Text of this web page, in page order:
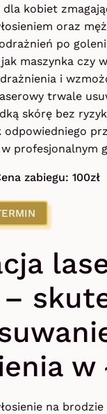
kobiet
oraz
po
maszynka czy
i
trwale
skórę bez
odpowiedniego
profesjonalnym
zabiegu: 100zł
w
na